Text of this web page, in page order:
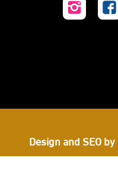
على
على
Design and SEO